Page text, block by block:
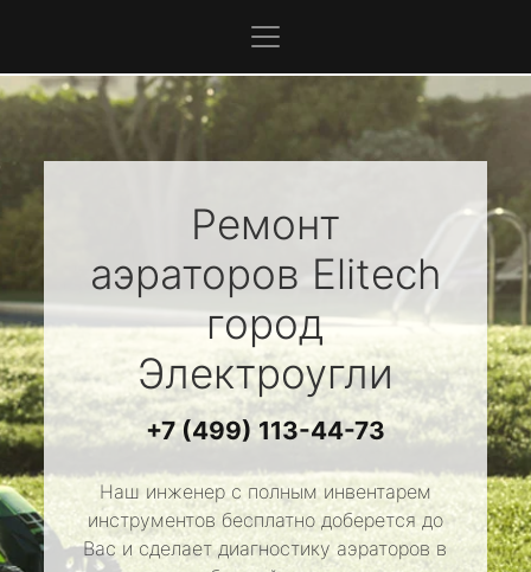
Ремонт
аэраторов Elitech
город
Электроугли
+7 (499) 113-44-73
Наш инженер с полным инвентарем
инструментов бесплатно доберется до
Вас и сделает диагностику аэраторов в